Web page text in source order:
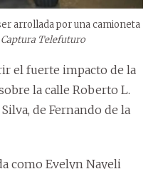
arrollada por una camioneta
Captura Telefuturo
el fuerte impacto de la
la calle Roberto L.
de Fernando de la
como Evelyn Nayeli